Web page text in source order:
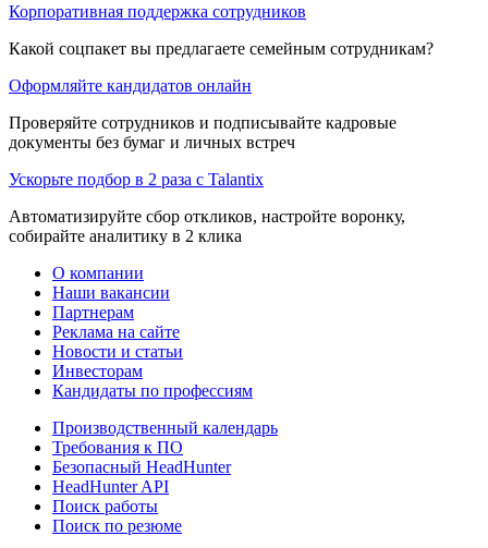
Корпоративная поддержка сотрудников
Какой соцпакет вы предлагаете семейным сотрудникам?
Оформляйте кандидатов онлайн
Проверяйте сотрудников и подписывайте кадровые
документы без бумаг и личных встреч
Ускорьте подбор в 2 раза с Talantix
Автоматизируйте сбор откликов, настройте воронку,
собирайте аналитику в 2 клика
О компании
Наши вакансии
Партнерам
Реклама на сайте
Новости и статьи
Инвесторам
Кандидаты по профессиям
Производственный календарь
Требования к ПО
Безопасный HeadHunter
HeadHunter API
Поиск работы
Поиск по резюме